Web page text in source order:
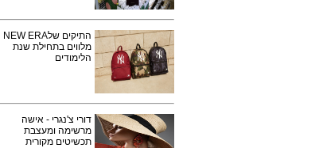
התיקים שלNEW ERA
מלווים בתחילת שנת
הלימודים
דורי צ'נגרי - אישה
מרשימה ומעצבת
תכשיטים מקורית